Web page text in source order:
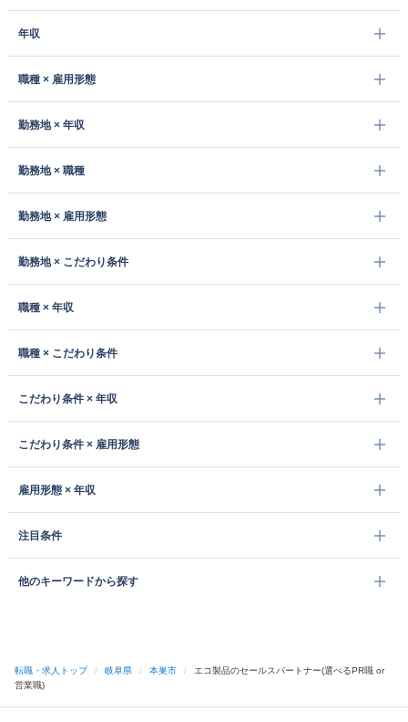
年収
職種 × 雇用形態
勤務地 × 年収
勤務地 × 職種
勤務地 × 雇用形態
勤務地 × こだわり条件
職種 × 年収
職種 × こだわり条件
こだわり条件 × 年収
こだわり条件 × 雇用形態
雇用形態 × 年収
注目条件
他のキーワードから探す
転職・求人トップ / 岐阜県 / 本巣市 /
エコ製品のセールスパートナー(選べるPR職 or
営業職)